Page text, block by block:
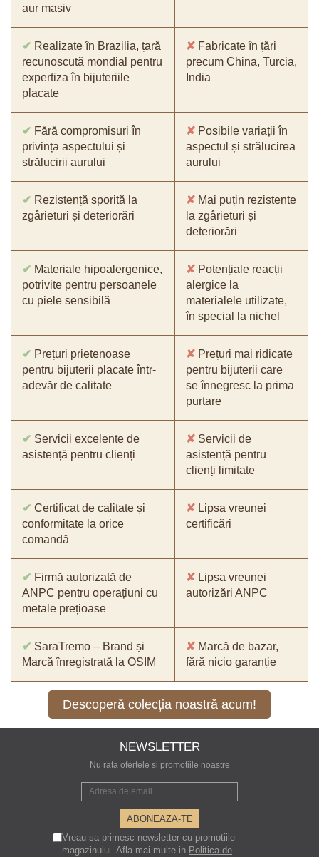
aur masiv
✔ Realizate în Brazilia, țară
recunoscută mondial pentru
expertiza în bijuteriile
placate
✘ Fabricate în țări
precum China, Turcia,
India
✔ Fără compromisuri în
privința aspectului și
strălucirii aurului
✘ Posibile variații în
aspectul și strălucirea
aurului
✔ Rezistență sporită la
zgârieturi și deteriorări
✘ Mai puțin rezistente
la zgârieturi și
deteriorări
✔ Materiale hipoalergenice,
potrivite pentru persoanele
cu piele sensibilă
✘ Potențiale reacții
alergice la
materialele utilizate,
în special la nichel
✔ Prețuri prietenoase
pentru bijuterii placate într-
adevăr de calitate
✘ Prețuri mai ridicate
pentru bijuterii care
se înnegresc la prima
purtare
✔ Servicii excelente de
asistență pentru clienți
✘ Servicii de
asistență pentru
clienți limitate
✔ Certificat de calitate și
conformitate la orice
comandă
✘ Lipsa vreunei
certificări
✔ Firmă autorizată de
ANPC pentru operațiuni cu
metale prețioase
✘ Lipsa vreunei
autorizări ANPC
✔ SaraTremo – Brand și
Marcă înregistrată la OSIM
✘ Marcă de bazar,
fără nicio garanție
Descoperă colecția noastră acum!
NEWSLETTER
Nu rata ofertele si promotiile noastre
Vreau sa primesc newsletter cu promotiile
magazinului. Afla mai multe in Politica de